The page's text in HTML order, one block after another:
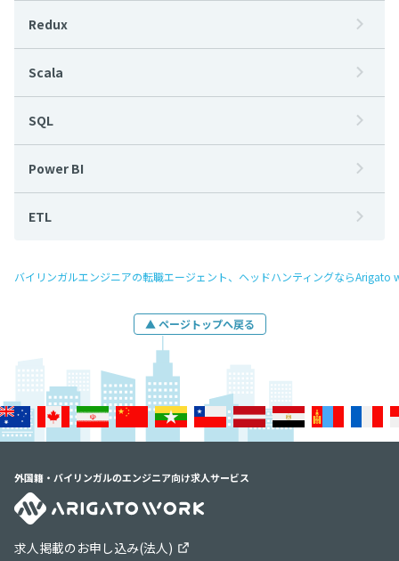
Redux
Scala
SQL
Power BI
ETL
バイリンガルエンジニアの転職エージェント、ヘッドハンティングならArigato
▲ ページトップへ戻る
外国籍・バイリンガルのエンジニア向け求人サービス
求人掲載のお申し込み(法人)